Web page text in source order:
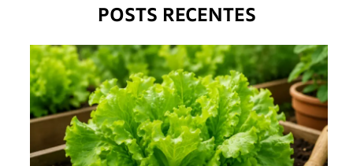
POSTS RECENTES